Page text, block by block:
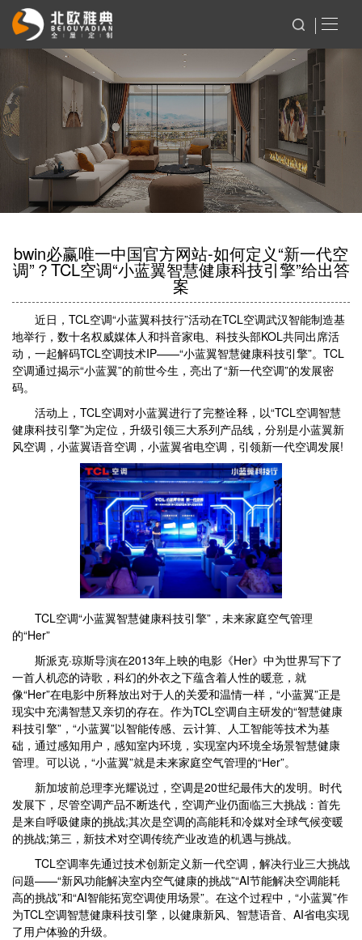
bwin必赢唯一中国官方网站-如何定义“新一代空
调”？TCL空调“小蓝翼智慧健康科技引擎”给出答
案
近日，TCL空调“小蓝翼科技行”活动在TCL空调武汉智能制造基
地举行，数十名权威媒体人和抖音家电、科技头部KOL共同出席活
动，一起解码TCL空调技术IP——“小蓝翼智慧健康科技引擎”。TCL
空调通过揭示“小蓝翼”的前世今生，亮出了“新一代空调”的发展密
码。
活动上，TCL空调对小蓝翼进行了完整诠释，以“TCL空调智慧
健康科技引擎”为定位，升级引领三大系列产品线，分别是小蓝翼新
风空调，小蓝翼语音空调，小蓝翼省电空调，引领新一代空调发展!
TCL空调“小蓝翼智慧健康科技引擎”，未来家庭空气管理
的“Her”
斯派克·琼斯导演在2013年上映的电影《Her》中为世界写下了
一首人机恋的诗歌，科幻的外衣之下蕴含着人性的暖意，就
像“Her”在电影中所释放出对于人的关爱和温情一样，“小蓝翼”正是
现实中充满智慧又亲切的存在。作为TCL空调自主研发的“智慧健康
科技引擎”，“小蓝翼”以智能传感、云计算、人工智能等技术为基
础，通过感知用户，感知室内环境，实现室内环境全场景智慧健康
管理。可以说，“小蓝翼”就是未来家庭空气管理的“Her”。
新加坡前总理李光耀说过，空调是20世纪最伟大的发明。时代
发展下，尽管空调产品不断迭代，空调产业仍面临三大挑战：首先
是来自呼吸健康的挑战;其次是空调的高能耗和冷媒对全球气候变暖
的挑战;第三，新技术对空调传统产业改造的机遇与挑战。
TCL空调率先通过技术创新定义新一代空调，解决行业三大挑战
问题——“新风功能解决室内空气健康的挑战”“AI节能解决空调能耗
高的挑战”和“AI智能拓宽空调使用场景”。在这个过程中，“小蓝翼”作
为TCL空调智慧健康科技引擎，以健康新风、智慧语音、AI省电实现
了用户体验的升级。